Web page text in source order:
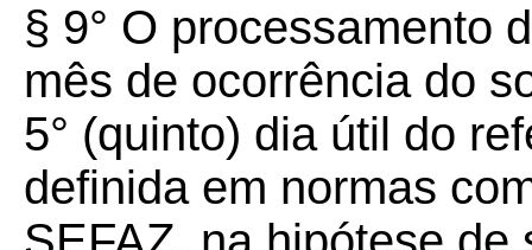
§ 9° O processamento
mês de ocorrência do
5° (quinto) dia útil do
definida em normas